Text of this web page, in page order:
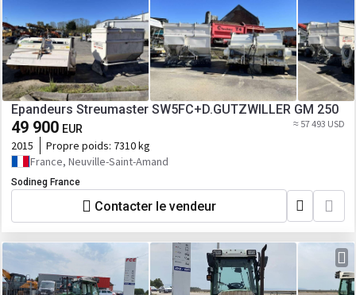
Epandeurs Streumaster SW5FC+D.GUTZWILLER GM 250
49 900 EUR ≈ 57 493 USD
2015 Propre poids: 7310 kg
France, Neuville-Saint-Amand
Sodineg France
Contacter le vendeur